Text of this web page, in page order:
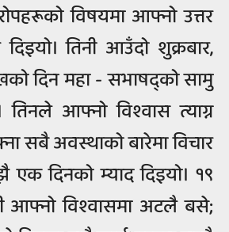
विषयमा आफ्नो उत्तर
तिनी आउँदो शुक्रबार,
दिन महा - सभाषद्को सामु
तिनले आफ्नो विश्वास त्याग्न
सबै अवस्थाको बारेमा विचार
एक दिनको म्याद दिइयो। १९
आफ्नो विश्वासमा अटलै बसे;